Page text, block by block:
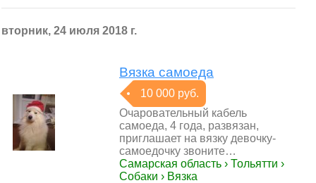
вторник, 24 июля 2018 г.
Вязка самоеда
10 000 руб.
Очаровательный кабель
самоеда, 4 года, развязан,
приглашает на вязку девочку-
самоедочку звоните…
Самарская область › Тольятти ›
Собаки › Вязка